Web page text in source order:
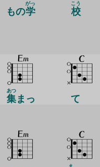
もの学
がっ
校
こう
集
あつ
まっ て